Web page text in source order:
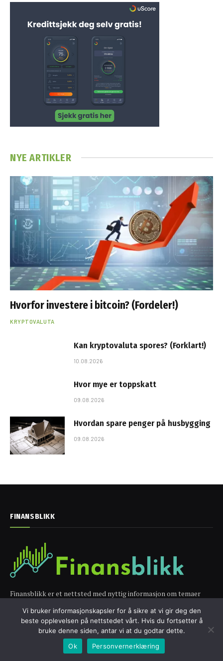
NYE ARTIKLER
Hvorfor investere i bitcoin? (Fordeler!)
KRYPTOVALUTA
Kan kryptovaluta spores? (Forklart!)
10.08.2026
Hvor mye er toppskatt
09.08.2026
Hvordan spare penger på husbygging
09.08.2026
FINANSBLIKK
Finansblikk er et nettsted med nyttig informasjon om temaer
- Hvordan tjene penger
Vi bruker informasjonskapsler for å sikre at vi gir deg den
beste opplevelsen på nettstedet vårt. Hvis du fortsetter å
bruke denne siden, antar vi at du godtar dette.
Ok
Personvernerklæring